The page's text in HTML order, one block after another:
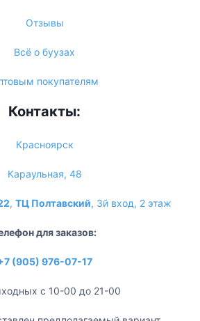
Отзывы
Всё о буузах
покупателям
Контакты:
Красноярск
Караульная, 48
, ТЦ Полтавский, 3й вход, 2 этаж
для заказов:
(905) 976-07-17
с 10-00 до 21-00